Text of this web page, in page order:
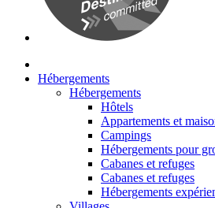
Hébergements
Hébergements
Hôtels
Appartements et
Campings
Hébergements pour
Cabanes et refuges
Cabanes et refuges
Hébergements